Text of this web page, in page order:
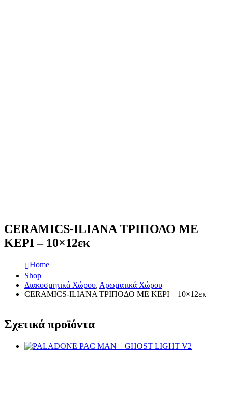
CERAMICS-ILIANA ΤΡΙΠΟΔΟ ΜΕ
ΚΕΡΙ – 10×12εκ
Home
Shop
Διακοσμητικά Χώρου, Αρωματικά Χώρου
CERAMICS-ILIANA ΤΡΙΠΟΔΟ ΜΕ ΚΕΡΙ – 10×12εκ
Σχετικά προϊόντα